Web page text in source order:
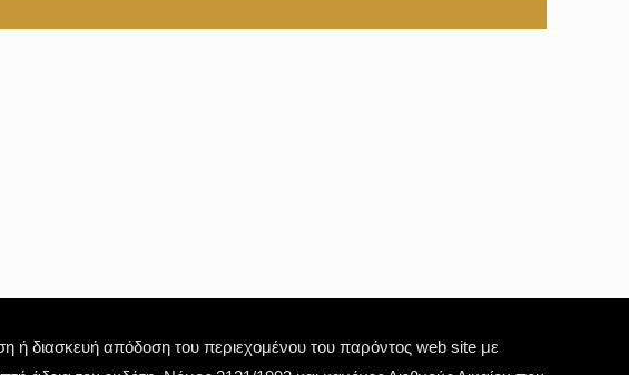
διασκευή απόδοση του περιεχομένου του παρόντος web site με